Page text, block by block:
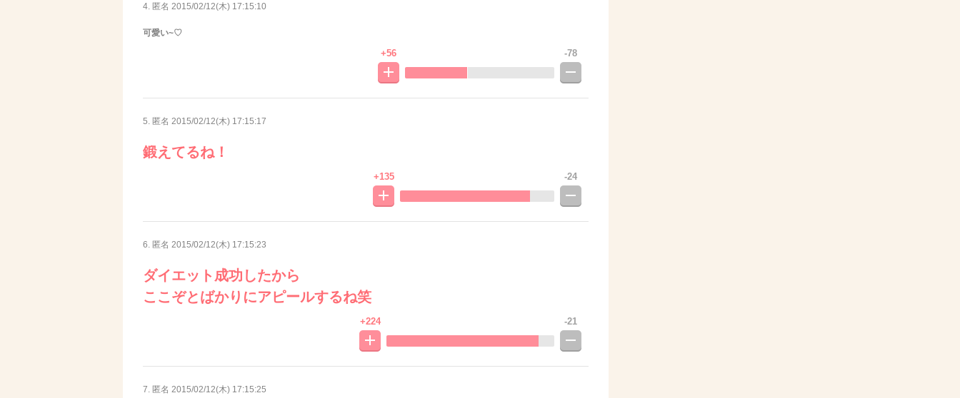
4. 匿名 2015/02/12(木) 17:15:10
可愛い~♡
+56 -78
5. 匿名 2015/02/12(木) 17:15:17
鍛えてるね！
+135 -24
6. 匿名 2015/02/12(木) 17:15:23
ダイエット成功したから
ここぞとばかりにアピールするね笑
+224 -21
7. 匿名 2015/02/12(木) 17:15:25